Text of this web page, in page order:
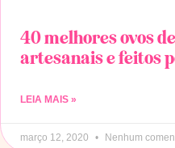
40 melhores ovos
artesanais e feitos
LEIA MAIS »
março 12, 2020 Nenhum